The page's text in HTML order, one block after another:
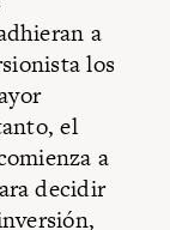
a
los
el
a
decidir